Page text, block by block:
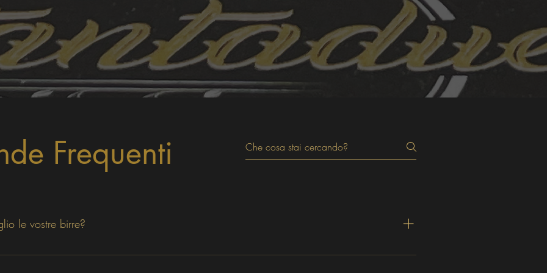
Frequenti
le vostre birre?
una temperatura dai 2 °C agli 8 °C per evitare la perdita del sapore che il luppolo regala alla